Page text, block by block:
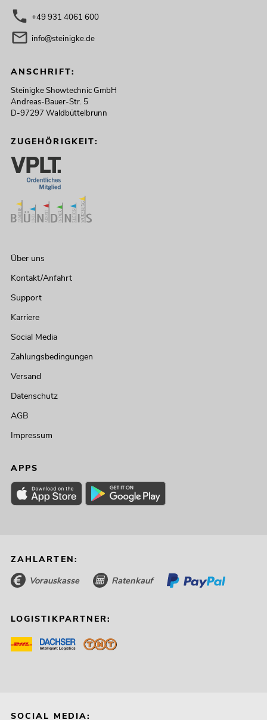
+49 931 4061 600
info@steinigke.de
ANSCHRIFT:
Steinigke Showtechnic GmbH
Andreas-Bauer-Str. 5
D-97297 Waldbüttelbrunn
ZUGEHÖRIGKEIT:
Über uns
Kontakt/Anfahrt
Support
Karriere
Social Media
Zahlungsbedingungen
Versand
Datenschutz
AGB
Impressum
APPS
ZAHLARTEN:
Vorauskasse Ratenkauf
LOGISTIKPARTNER:
SOCIAL MEDIA: